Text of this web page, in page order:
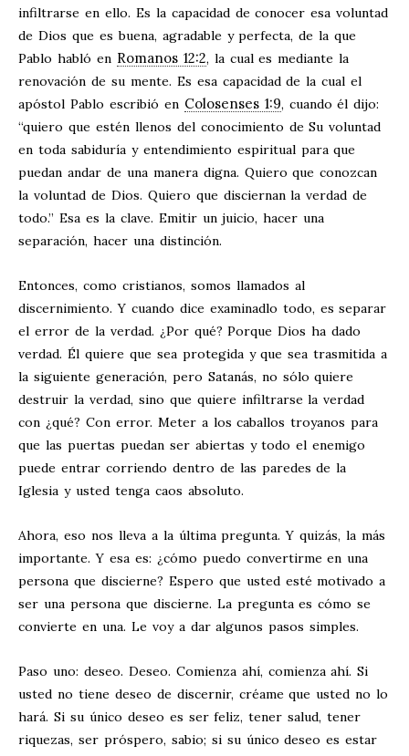
infiltrarse en ello. Es la capacidad de conocer esa voluntad
de Dios que es buena, agradable y perfecta, de la que
Pablo habló en Romanos 12:2, la cual es mediante la
renovación de su mente. Es esa capacidad de la cual el
apóstol Pablo escribió en Colosenses 1:9, cuando él dijo:
“quiero que estén llenos del conocimiento de Su voluntad
en toda sabiduría y entendimiento espiritual para que
puedan andar de una manera digna. Quiero que conozcan
la voluntad de Dios. Quiero que disciernan la verdad de
todo.” Esa es la clave. Emitir un juicio, hacer una
separación, hacer una distinción.
Entonces, como cristianos, somos llamados al
discernimiento. Y cuando dice examinadlo todo, es separar
el error de la verdad. ¿Por qué? Porque Dios ha dado
verdad. Él quiere que sea protegida y que sea trasmitida a
la siguiente generación, pero Satanás, no sólo quiere
destruir la verdad, sino que quiere infiltrarse la verdad
con ¿qué? Con error. Meter a los caballos troyanos para
que las puertas puedan ser abiertas y todo el enemigo
puede entrar corriendo dentro de las paredes de la
Iglesia y usted tenga caos absoluto.
Ahora, eso nos lleva a la última pregunta. Y quizás, la más
importante. Y esa es: ¿cómo puedo convertirme en una
persona que discierne? Espero que usted esté motivado a
ser una persona que discierne. La pregunta es cómo se
convierte en una. Le voy a dar algunos pasos simples.
Paso uno: deseo. Deseo. Comienza ahí, comienza ahí. Si
usted no tiene deseo de discernir, créame que usted no lo
hará. Si su único deseo es ser feliz, tener salud, tener
riquezas, ser próspero, sabio; si su único deseo es estar